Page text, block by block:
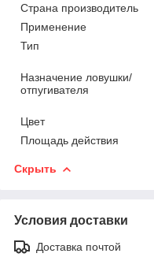
Страна производитель
Применение
Тип
Назначение ловушки/
отпугивателя
Цвет
Площадь действия
Скрыть
Условия доставки
Доставка почтой